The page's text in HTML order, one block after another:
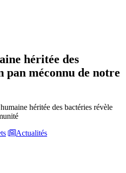
héritée des
pan méconnu de notre
héritée des bactéries révèle
Actualités